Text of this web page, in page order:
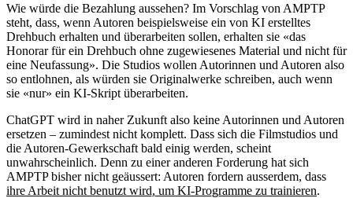
Wie würde die Bezahlung aussehen? Im Vorschlag von AMPTP
steht, dass, wenn Autoren beispielsweise ein von KI erstelltes
Drehbuch erhalten und überarbeiten sollen, erhalten sie «das
Honorar für ein Drehbuch ohne zugewiesenes Material und nicht für
eine Neufassung». Die Studios wollen Autorinnen und Autoren also
so entlohnen, als würden sie Originalwerke schreiben, auch wenn
sie «nur» ein KI-Skript überarbeiten.
ChatGPT wird in naher Zukunft also keine Autorinnen und Autoren
ersetzen – zumindest nicht komplett. Dass sich die Filmstudios und
die Autoren-Gewerkschaft bald einig werden, scheint
unwahrscheinlich. Denn zu einer anderen Forderung hat sich
AMPTP bisher nicht geäussert: Autoren fordern ausserdem, dass
ihre Arbeit nicht benutzt wird, um KI-Programme zu trainieren.